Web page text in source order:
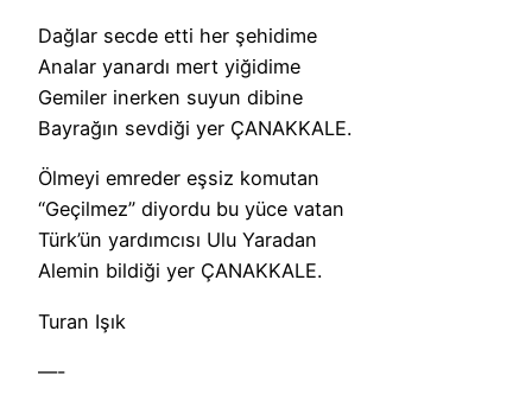
Dağlar secde etti her şehidime
Analar yanardı mert yiğidime
Gemiler inerken suyun dibine
Bayrağın sevdiği yer ÇANAKKALE.
Ölmeyi emreder eşsiz komutan
“Geçilmez” diyordu bu yüce vatan
Türk’ün yardımcısı Ulu Yaradan
Alemin bildiği yer ÇANAKKALE.
Turan Işık
—-